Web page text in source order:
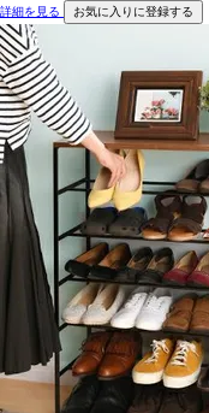
詳細を見る
お気に入りに登録する